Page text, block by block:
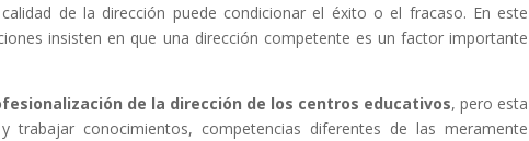
de la dirección puede condicionar el éxito o el fracaso. En este
insisten en que una dirección competente es un factor importante
de la dirección de los centros educativos, pero esta
trabajar conocimientos, competencias diferentes de las meramente